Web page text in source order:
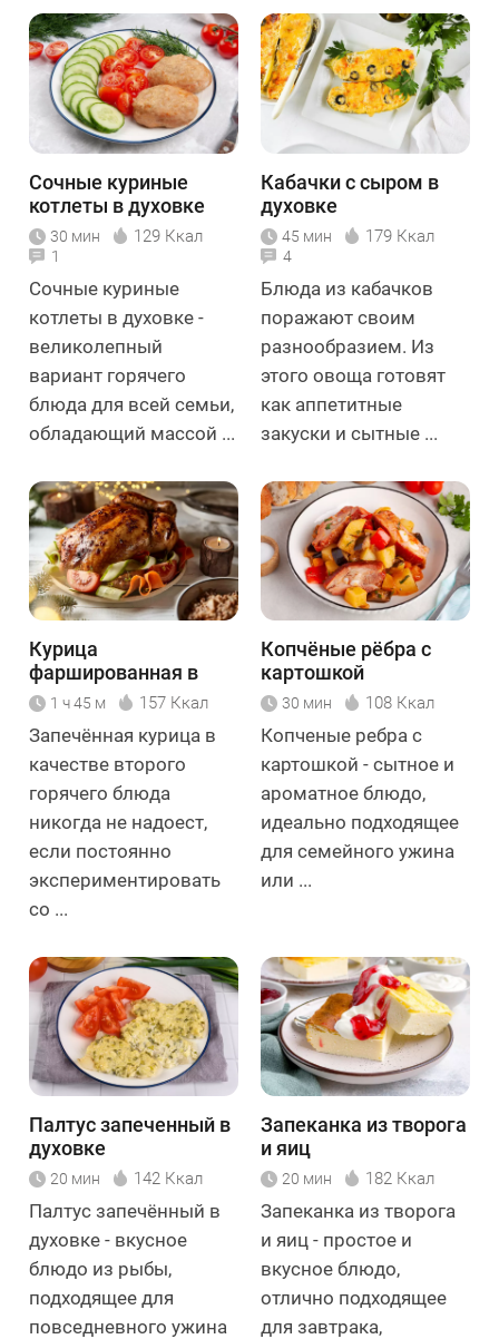
Сочные куриные
котлеты в духовке
30 мин 129 Ккал
1
Сочные куриные
котлеты в духовке -
великолепный
вариант горячего
блюда для всей семьи,
обладающий массой ...
Кабачки с сыром в
духовке
45 мин 179 Ккал
4
Блюда из кабачков
поражают своим
разнообразием. Из
этого овоща готовят
как аппетитные
закуски и сытные ...
Курица
фаршированная в
духовке
1 ч 45 м 157 Ккал
Запечённая курица в
качестве второго
горячего блюда
никогда не надоест,
если постоянно
экспериментировать
со ...
Копчёные рёбра с
картошкой
30 мин 108 Ккал
Копченые ребра с
картошкой - сытное и
ароматное блюдо,
идеально подходящее
для семейного ужина
или ...
Палтус запеченный в
духовке
20 мин 142 Ккал
Палтус запечённый в
духовке - вкусное
блюдо из рыбы,
подходящее для
повседневного ужина
Запеканка из творога
и яиц
20 мин 182 Ккал
Запеканка из творога
и яиц - простое и
вкусное блюдо,
отлично подходящее
для завтрака,